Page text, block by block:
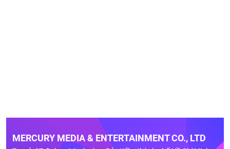
MERCURY MEDIA & ENTERTAINMENT CO., LTD